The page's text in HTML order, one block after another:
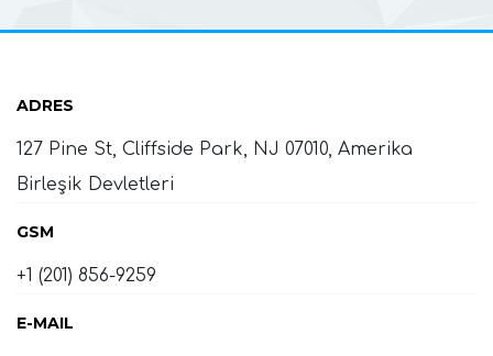
ADRES
127 Pine St, Cliffside Park, NJ 07010, Amerika
Birleşik Devletleri
GSM
+1 (201) 856-9259
E-MAIL